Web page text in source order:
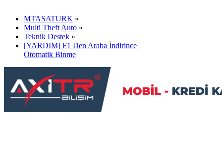
MTASATURK »
Multi Theft Auto »
Teknik Destek »
[YARDIM] F1 Den Araba İndirince
Otomatik Binme